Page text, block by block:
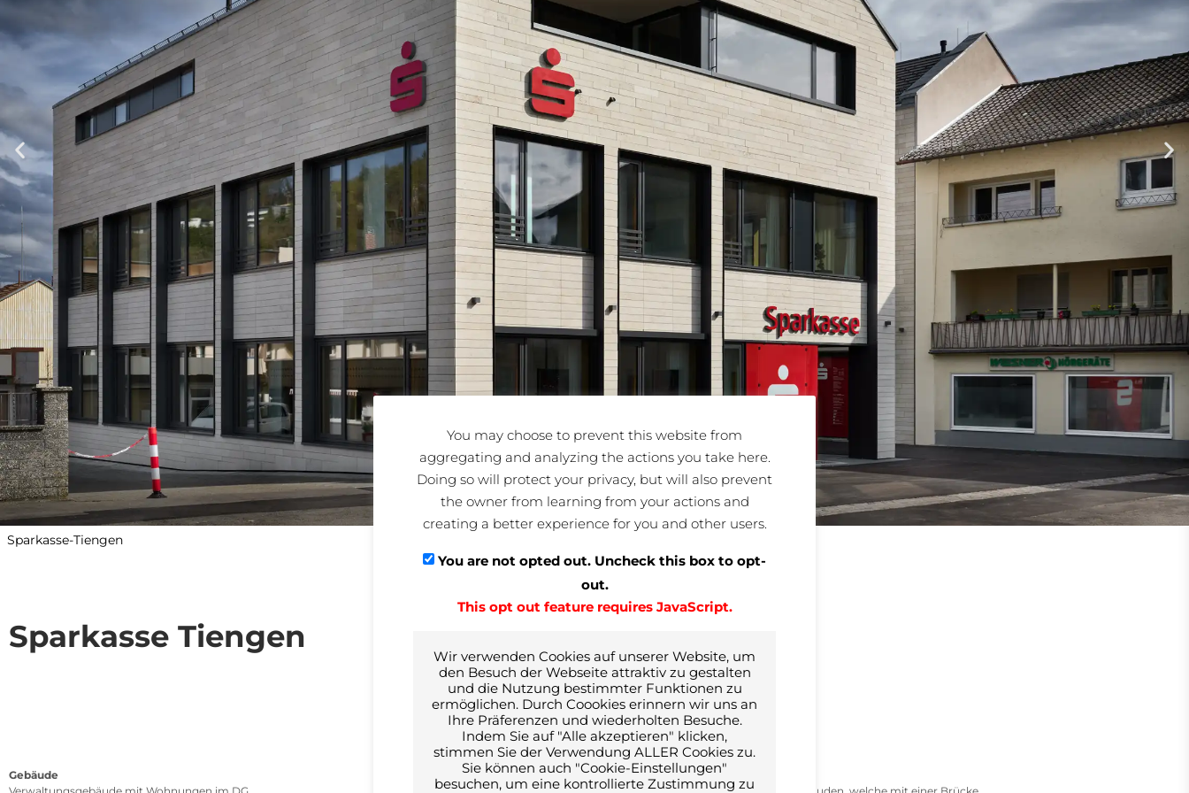
Sparkasse-Tiengen
Sparkasse Tiengen
Gebäude
Kurzbeschreibung
You may choose to prevent this website from
aggregating and analyzing the actions you take here.
Doing so will protect your privacy, but will also prevent
the owner from learning from your actions and
creating a better experience for you and other users.
You are not opted out. Uncheck this box to opt-
out.
This opt out feature requires JavaScript.
Wir verwenden Cookies auf unserer Website, um
den Besuch der Webseite attraktiv zu gestalten
und die Nutzung bestimmter Funktionen zu
ermöglichen. Durch Coookies erinnern wir uns an
Ihre Präferenzen und wiederholten Besuche.
Indem Sie auf "Alle akzeptieren" klicken,
stimmen Sie der Verwendung ALLER Cookies zu.
Sie können auch "Cookie-Einstellungen"
besuchen, um eine kontrollierte Zustimmung zu